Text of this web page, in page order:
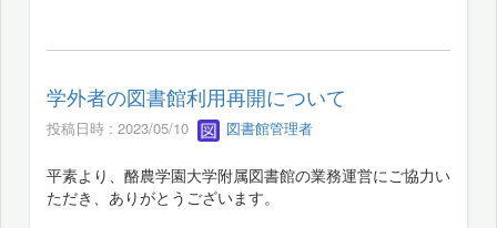
学外者の図書館利用再開について
投稿日時 : 2023/05/10 図書館管理者
平素より、酪農学園大学附属図書館の業務運営にご協力い
ただき、ありがとうございます。